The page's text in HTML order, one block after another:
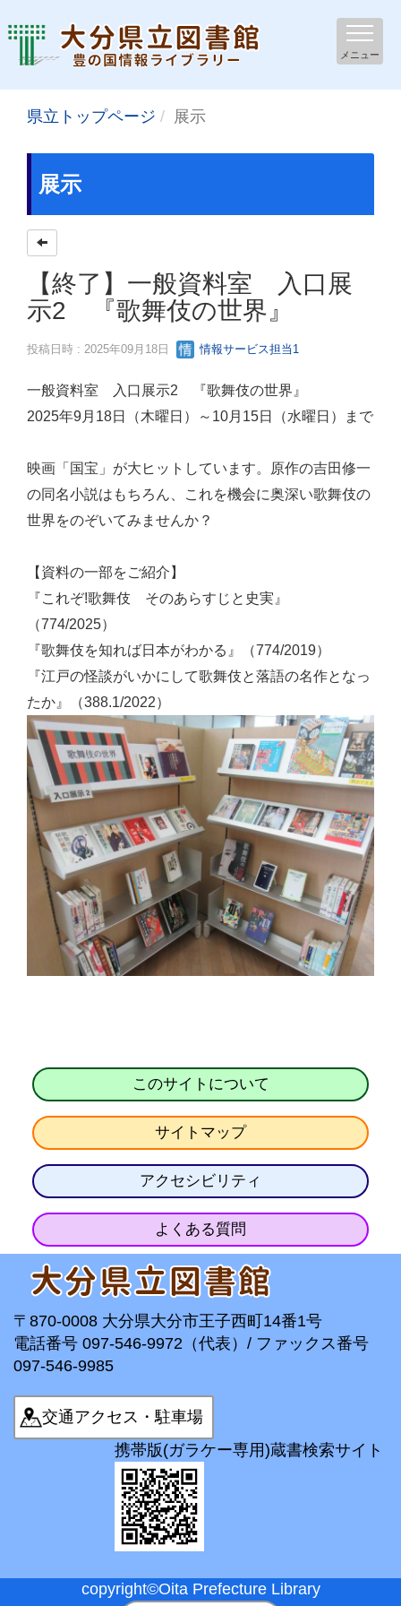
メニュー
県立トップページ 展示
展示
【終了】一般資料室 入口展
示2 『歌舞伎の世界』
投稿日時 : 2025年09月18日 情報サービス担当1
一般資料室 入口展示2 『歌舞伎の世界』
2025年9月18日（木曜日）～10月15日（水曜日）まで
映画「国宝」が大ヒットしています。原作の吉田修一
の同名小説はもちろん、これを機会に奥深い歌舞伎の
世界をのぞいてみませんか？
【資料の一部をご紹介】
『これぞ!歌舞伎 そのあらすじと史実』
（774/2025）
『歌舞伎を知れば日本がわかる』（774/2019）
『江戸の怪談がいかにして歌舞伎と落語の名作となっ
たか』（388.1/2022）
このサイトについて
サイトマップ
アクセシビリティ
よくある質問
〒870-0008 大分県大分市王子西町14番1号
電話番号 097-546-9972（代表）/ ファックス番号
097-546-9985
交通アクセス・駐車場
携帯版(ガラケー専用)蔵書検索サイト
copyright©Oita Prefecture Library